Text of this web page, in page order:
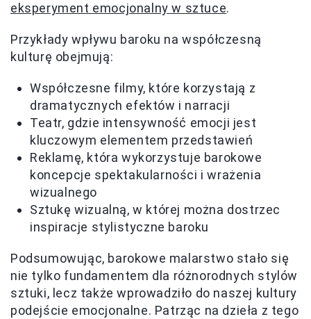
eksperyment emocjonalny w sztuce.
Przykłady wpływu baroku na współczesną
kulturę obejmują:
Współczesne filmy, które korzystają z
dramatycznych efektów i narracji
Teatr, gdzie intensywność emocji jest
kluczowym elementem przedstawień
Reklamę, która wykorzystuje barokowe
koncepcje spektakularności i wrażenia
wizualnego
Sztukę wizualną, w której można dostrzec
inspiracje stylistyczne baroku
Podsumowując, barokowe malarstwo stało się
nie tylko fundamentem dla różnorodnych stylów
sztuki, lecz także wprowadziło do naszej kultury
podejście emocjonalne. Patrząc na dzieła z tego